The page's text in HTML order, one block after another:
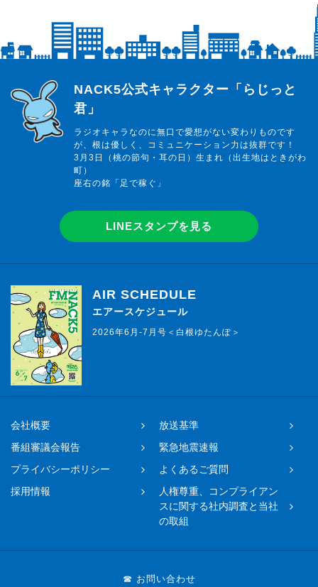
らじっと君
NACK5公式キャラクター「らじっと
君」
ラジオキャラなのに無口で愛想がない変わりものです
が、根は優しく、コミュニケーション力は抜群です！
3月3日（桃の節句・耳の日）生まれ（出生地はときがわ
町）
座右の銘「足で稼ぐ」
LINEスタンプを見る
AIR SCHEDULE
エアースケジュール
2026年6月-7月号＜白根ゆたんぽ＞
会社概要
放送基準
番組審議会報告
緊急地震速報
プライバシーポリシー
よくあるご質問
採用情報
人権尊重、コンプライアン
スに関する社内調査と当社
の取組
☎ お問い合わせ